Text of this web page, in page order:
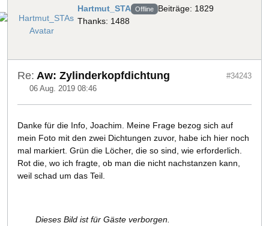
Hartmut_STA Offline Beiträge: 1829
Thanks: 1488
Re: Aw: Zylinderkopfdichtung
06 Aug. 2019 08:46
#34243
Danke für die Info, Joachim. Meine Frage bezog sich auf
mein Foto mit den zwei Dichtungen zuvor, habe ich hier noch
mal markiert. Grün die Löcher, die so sind, wie erforderlich.
Rot die, wo ich fragte, ob man die nicht nachstanzen kann,
weil schad um das Teil.
Dieses Bild ist für Gäste verborgen.